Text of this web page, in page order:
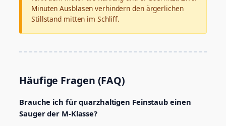
Minuten Ausblasen verhindern den ärgerlichen
Stillstand mitten im Schliff.
Häufige Fragen (FAQ)
Brauche ich für quarzhaltigen Feinstaub einen
Sauger der M-Klasse?